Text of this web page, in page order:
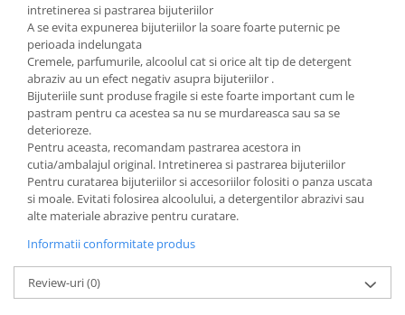
intretinerea si pastrarea bijuteriilor
A se evita expunerea bijuteriilor la soare foarte puternic pe
perioada indelungata
Cremele, parfumurile, alcoolul cat si orice alt tip de detergent
abraziv au un efect negativ asupra bijuteriilor .
Bijuteriile sunt produse fragile si este foarte important cum le
pastram pentru ca acestea sa nu se murdareasca sau sa se
deterioreze.
Pentru aceasta, recomandam pastrarea acestora in
cutia/ambalajul original. Intretinerea si pastrarea bijuteriilor
Pentru curatarea bijuteriilor si accesoriilor folositi o panza uscata
si moale. Evitati folosirea alcoolului, a detergentilor abrazivi sau
alte materiale abrazive pentru curatare.
Informatii conformitate produs
Review-uri(0)